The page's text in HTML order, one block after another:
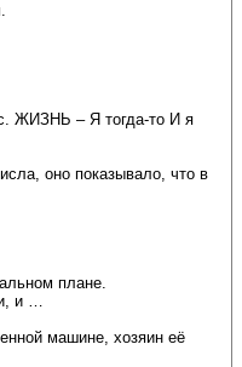
ЖИЗНЬ – Я тогда-то И я
оно показывало, что в
плане.
и …
машине, хозяин её